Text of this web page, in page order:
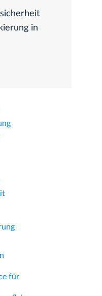
in
für